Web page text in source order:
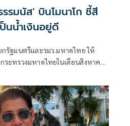
รมนัส' บินโมนาโก ชี้สี
นน้ำเงินอยู่ดี
รัฐมนตรีและรมว.มหาดไทย ให้
ะทรวงมหาดไทยในเดือนสิงหาคม